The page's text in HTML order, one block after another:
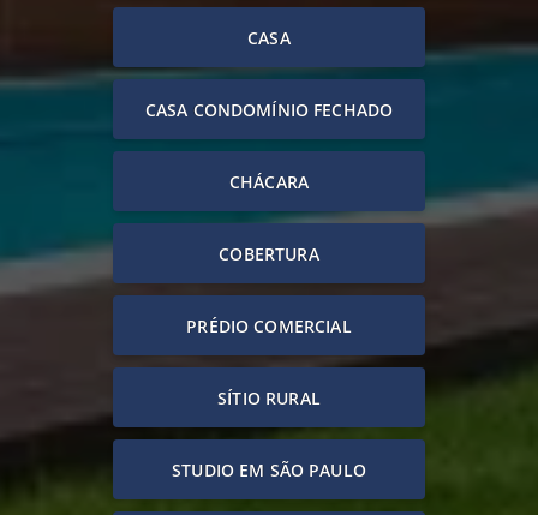
CASA
CASA CONDOMÍNIO FECHADO
CHÁCARA
COBERTURA
PRÉDIO COMERCIAL
SÍTIO RURAL
STUDIO EM SÃO PAULO